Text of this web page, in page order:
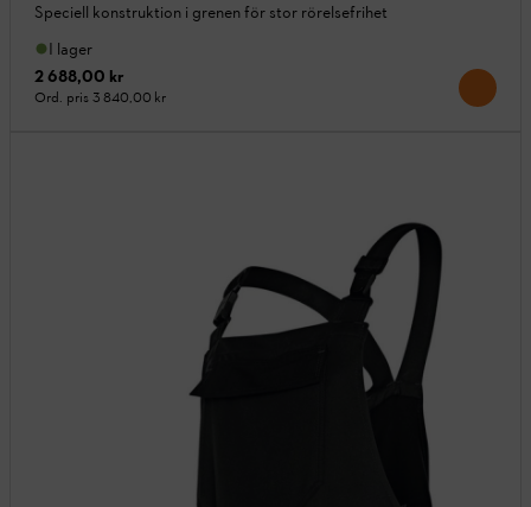
Speciell konstruktion i grenen för stor rörelsefrihet
I lager
2 688,00 kr
Ord. pris 3 840,00 kr